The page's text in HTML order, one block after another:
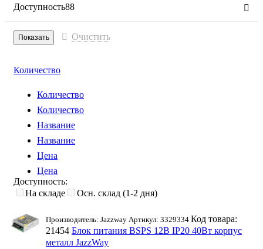
Доступность88
Очистить
Количество
Количество
Количество
Название
Название
Цена
Цена
Доступность:
На складе
Осн. склад (1-2 дня)
Производитель: Jazzway Артикул: 3329334 Код товара:
21454 Блок питания BSPS 12В IP20 40Вт корпус
металл JazzWay